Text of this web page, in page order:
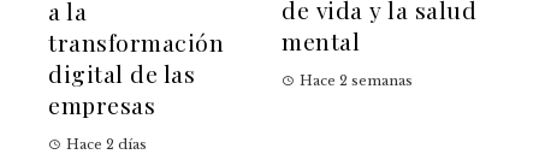
a la
transformación
digital de las
empresas
Hace 2 días
de vida y la salud
mental
Hace 2 semanas